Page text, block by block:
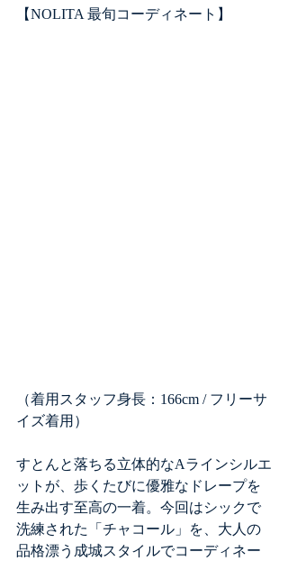
【NOLITA 最旬コーディネート】
（着用スタッフ身長：166cm / フリーサ
イズ着用）
すとんと落ちる立体的なAラインシルエ
ットが、歩くたびに優雅なドレープを
生み出す至高の一着。今回はシックで
洗練された「チャコール」を、大人の
品格漂う成城スタイルでコーディネー